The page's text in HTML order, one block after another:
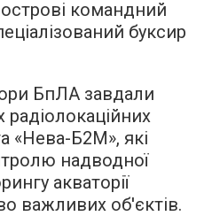
командний
буксир
БпЛА завдали
радіолокаційних
«Нева-Б2М», які
надводної
акваторії
важливих об'єктів.